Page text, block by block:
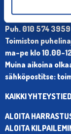
Olympiastadion,
Puh. 010 574 3959
Toimiston
ma-pe klo 10.00-
Muina aikoina
sähköpostitse:
KAIKKI
ALOITA
ALOITA